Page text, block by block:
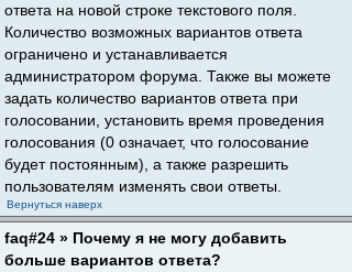
ответа на новой строке текстового поля.
Количество возможных вариантов ответа
ограничено и устанавливается
администратором форума. Также вы можете
задать количество вариантов ответа при
голосовании, установить время проведения
голосования (0 означает, что голосование
будет постоянным), а также разрешить
пользователям изменять свои ответы.
Вернуться наверх
faq#24 » Почему я не могу добавить
больше вариантов ответа?